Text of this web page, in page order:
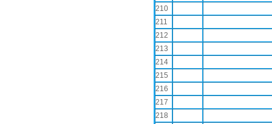
210
211
212
213
214
215
216
217
218